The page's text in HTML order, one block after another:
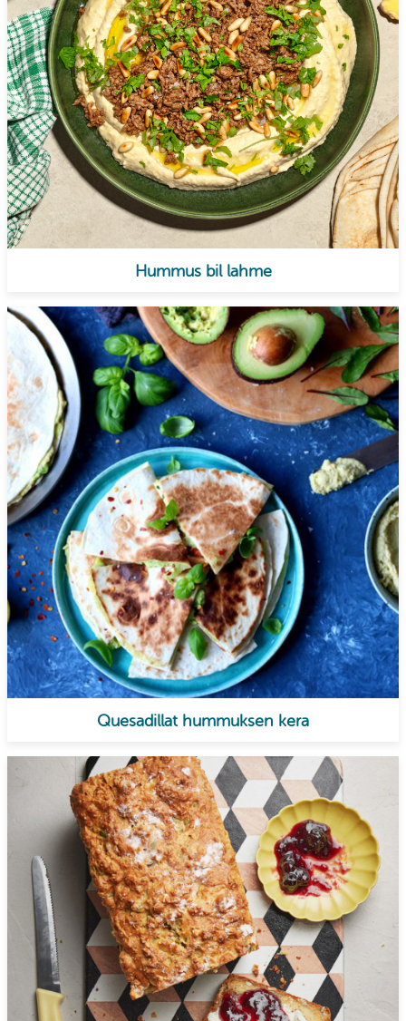
Hummus bil lahme
Quesadillat hummuksen kera